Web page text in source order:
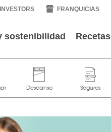
INVESTORS FRANQUICIAS
sostenibilidad Recetas